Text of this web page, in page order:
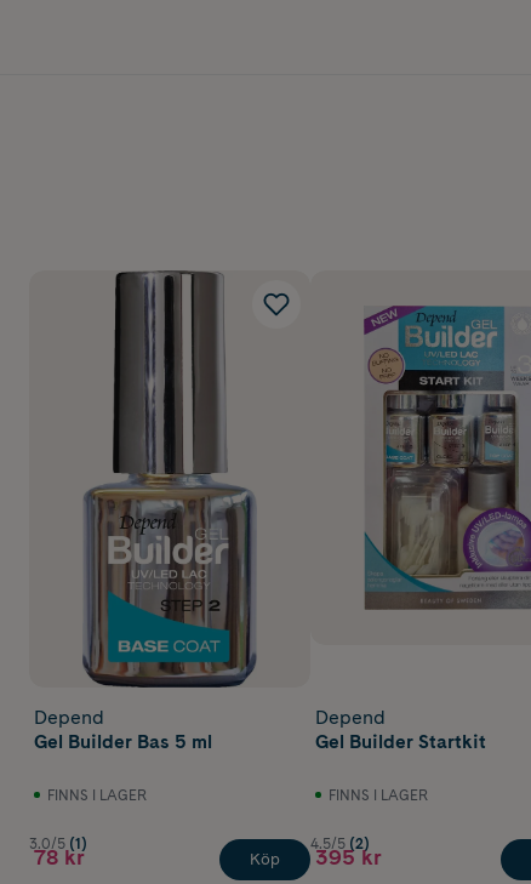
Depend
Gel Builder Bas 5 ml
FINNS I LAGER
3.0/5 (1)
78 kr Köp
Depend
Gel Builder Startkit
FINNS I LAGER
4.5/5 (2)
395 kr